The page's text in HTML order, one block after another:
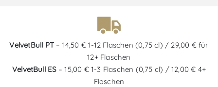
VelvetBull PT – 14,50 € 1-12 Flaschen (0,75 cl) / 29,00 € für
12+ Flaschen
VelvetBull ES– 15,00 € 1-3 Flaschen (0,75 cl) / 12,00 € 4+
Flaschen